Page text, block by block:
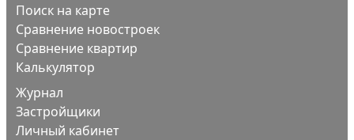
Поиск на карте
Сравнение новостроек
Сравнение квартир
Калькулятор
Журнал
Застройщики
Личный кабинет